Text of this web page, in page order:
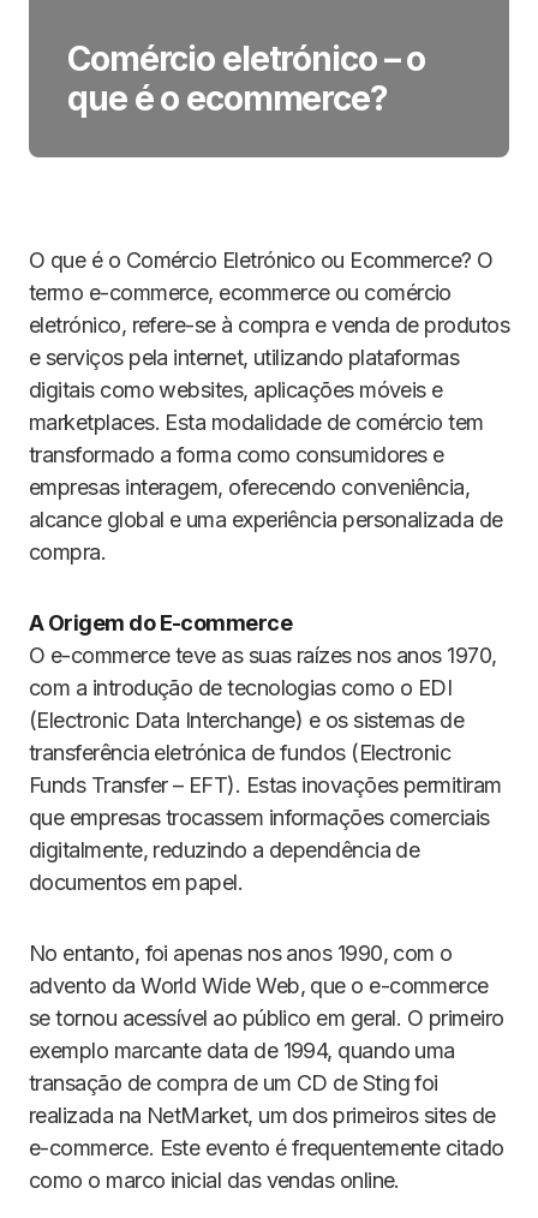
Comércio eletrónico – o
que é o ecommerce?
O que é o Comércio Eletrónico ou Ecommerce? O
termo e-commerce, ecommerce ou comércio
eletrónico, refere-se à compra e venda de produtos
e serviços pela internet, utilizando plataformas
digitais como websites, aplicações móveis e
marketplaces. Esta modalidade de comércio tem
transformado a forma como consumidores e
empresas interagem, oferecendo conveniência,
alcance global e uma experiência personalizada de
compra.
A Origem do E-commerce
O e-commerce teve as suas raízes nos anos 1970,
com a introdução de tecnologias como o EDI
(Electronic Data Interchange) e os sistemas de
transferência eletrónica de fundos (Electronic
Funds Transfer – EFT). Estas inovações permitiram
que empresas trocassem informações comerciais
digitalmente, reduzindo a dependência de
documentos em papel.
No entanto, foi apenas nos anos 1990, com o
advento da World Wide Web, que o e-commerce
se tornou acessível ao público em geral. O primeiro
exemplo marcante data de 1994, quando uma
transação de compra de um CD de Sting foi
realizada na NetMarket, um dos primeiros sites de
e-commerce. Este evento é frequentemente citado
como o marco inicial das vendas online.